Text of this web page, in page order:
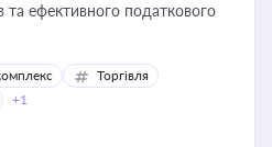
ефективного податкового
Торгівля
+1